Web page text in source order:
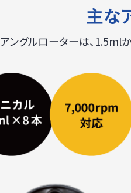
主な
アングルローターは、1.5ml